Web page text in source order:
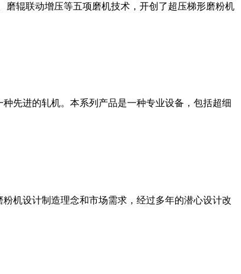
辊联动增压等五项磨机技术，开创了超压梯形磨粉机
先进的轧机。本系列产品是一种专业设备，包括超细
机设计制造理念和市场需求，经过多年的潜心设计改